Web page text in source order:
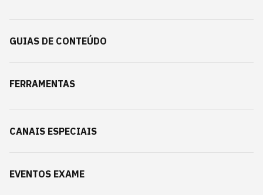
GUIAS DE CONTEÚDO
FERRAMENTAS
CANAIS ESPECIAIS
EVENTOS EXAME